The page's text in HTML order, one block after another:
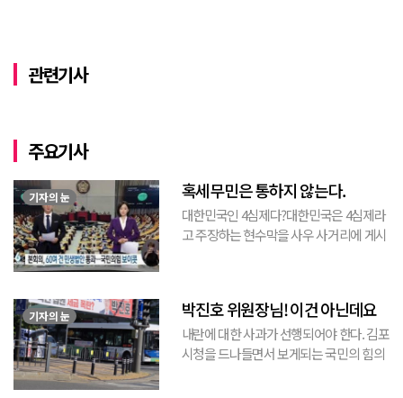
관련기사
주요기사
기자의 눈 혹세무민은 통하지 않는다.
대한민국인 4심제다?대한민국은 4심제라
고 주장하는 현수막을 사우 사거리에 게시
민(惑...
기자의 눈 박진호 위원장님! 이건 아닌데요
내란에 대한 사과가 선행되어야 한다. 김포
시청을 드나들면서 보게되는 국민의 힘의